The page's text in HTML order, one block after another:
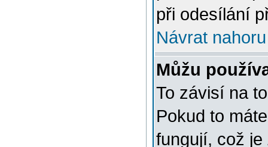
při odesílání
Návrat nahoru
Můžu
To závisí na
Pokud to
fungují, což je